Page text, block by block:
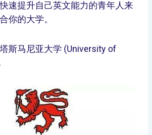
速提升自己英文能力的青年人来
你的大学。
斯马尼亚大学 (University of